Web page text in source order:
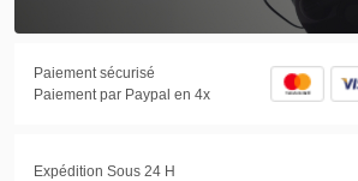
Paiement sécurisé
Paiement par Paypal en 4x
Expédition Sous 24 H